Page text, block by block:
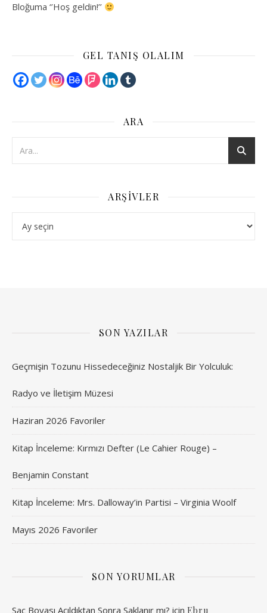
Bloğuma ‘’Hoş geldin!’’
GEL TANIŞ OLALIM
ARA
ARŞIVLER
SON YAZILAR
Geçmişin Tozunu Hissedeceğiniz Nostaljik Bir Yolculuk:
Radyo ve İletişim Müzesi
Haziran 2026 Favoriler
Kitap İnceleme: Kırmızı Defter (Le Cahier Rouge) –
Benjamin Constant
Kitap İnceleme: Mrs. Dalloway’in Partisi – Virginia Woolf
Mayıs 2026 Favoriler
SON YORUMLAR
Saç Boyası Açıldıktan Sonra Saklanır mı? için Ebru